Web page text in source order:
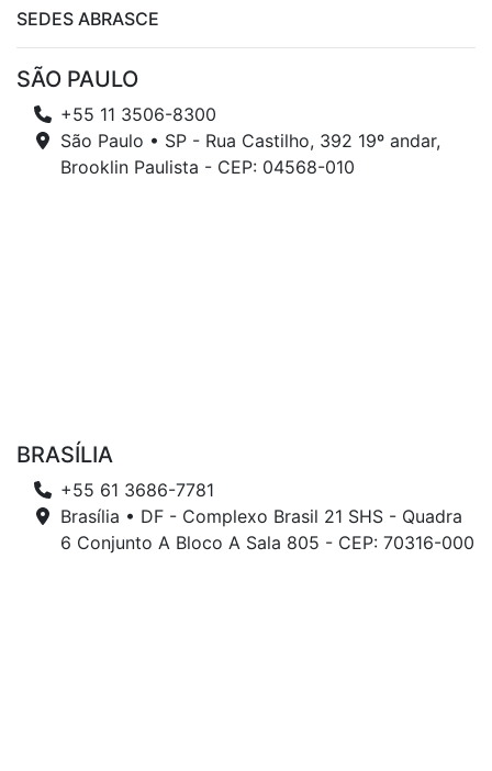
SEDES ABRASCE
SÃO PAULO
+55 11 3506-8300
São Paulo • SP - Rua Castilho, 392 19º andar,
Brooklin Paulista - CEP: 04568-010
BRASÍLIA
+55 61 3686-7781
Brasília • DF - Complexo Brasil 21 SHS - Quadra
6 Conjunto A Bloco A Sala 805 - CEP: 70316-000